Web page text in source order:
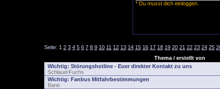
* Du musst dich einloggen.
Seite: 1 2 3 4 5 6 7 8 9 10 11 12 13 14 15 16 17 18 19 20 21 22 23 24 25
Thema / erstellt von
Wichtig: Störungshotline - Euer direkter Kontakt zu uns
SchlauerFuchs
Wichtig: Fanbus Mitfahrbestimmungen
Bane